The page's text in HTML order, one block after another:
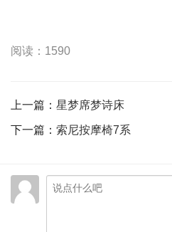
阅读：1590
上一篇： 星梦席梦诗床
下一篇： 索尼按摩椅7系